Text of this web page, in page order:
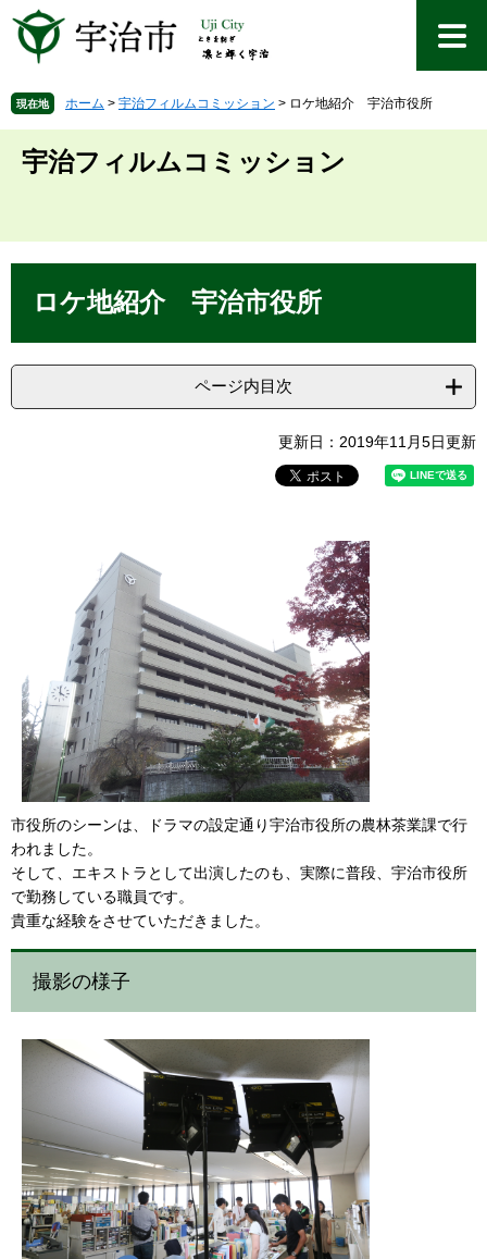
先を
文
へ
現在地 ホーム > 宇治フィルムコミッション > ロケ地紹介 宇治市役所
宇治フィルムコミッション
ロケ地紹介 宇治市役所
ページ内目次
更新日：2019年11月5日更新
市役所のシーンは、ドラマの設定通り宇治市役所の農林茶業課で行
われました。
そして、エキストラとして出演したのも、実際に普段、宇治市役所
で勤務している職員です。
貴重な経験をさせていただきました。
撮影の様子